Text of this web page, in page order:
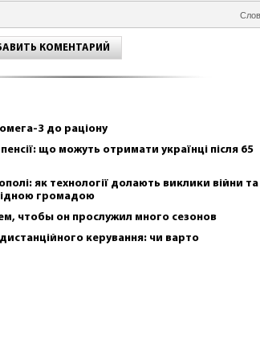
КОМЕНТАРИЙ
3 до раціону
що можуть отримати українці після 65
як технології долають виклики війни та
громадою
чтобы он прослужил много сезонов
керування: чи варто